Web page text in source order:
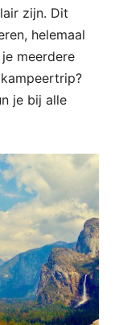
zijn. Dit
helemaal
meerdere
je bij alle